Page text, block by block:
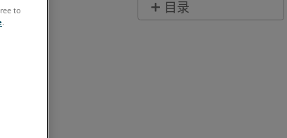
存
目录
to
.